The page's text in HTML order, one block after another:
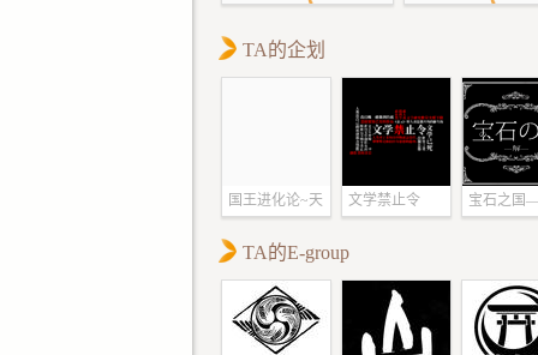
花。
红花贪婪，它以人
肉为食，用世间珍
己粉饰，无数英豪
院，企图斩魔物、
宝、扬名立万，而
死在了庭院的入口
体排成一条队列化
木，身上开出与那
TA的企划
国王进化论~天
文学禁止令
宝石之国
TA的E-group